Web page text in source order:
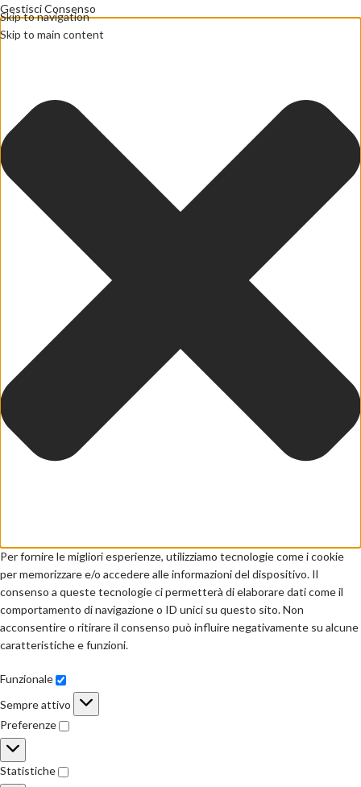
Gestisci Consenso
Per fornire le migliori esperienze, utilizziamo tecnologie come i cookie
per memorizzare e/o accedere alle informazioni del dispositivo. Il
consenso a queste tecnologie ci permetterà di elaborare dati come il
comportamento di navigazione o ID unici su questo sito. Non
acconsentire o ritirare il consenso può influire negativamente su alcune
caratteristiche e funzioni.
Funzionale
Sempre attivo
Preferenze
Statistiche
Skip to navigation
Skip to main content